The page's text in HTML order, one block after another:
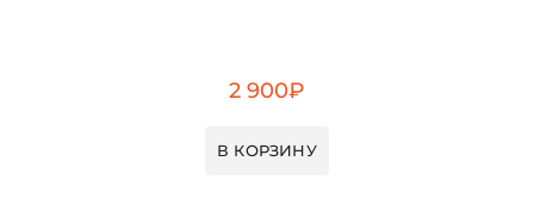
2 900₽
В КОРЗИНУ